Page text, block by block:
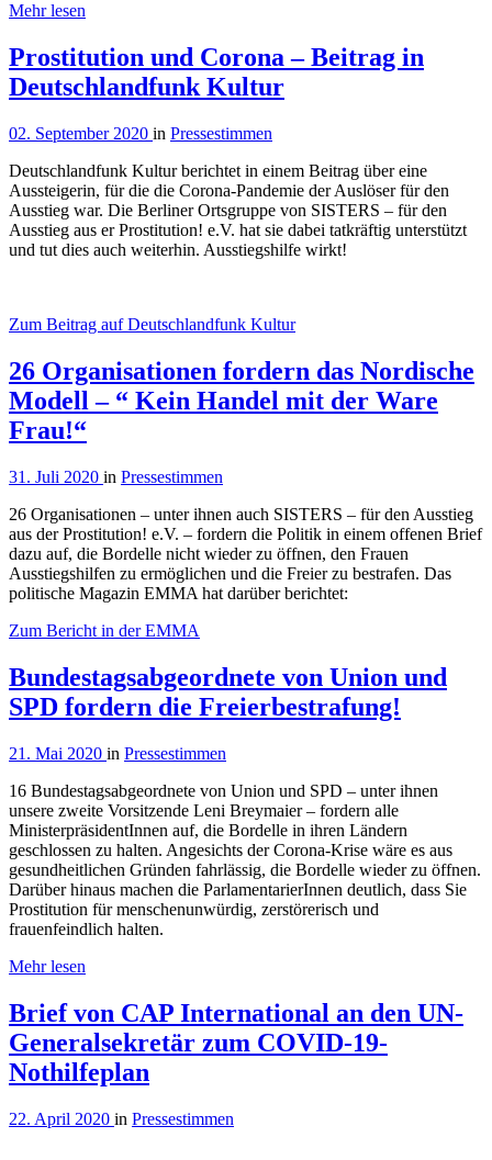
Mehr lesen
Prostitution und Corona – Beitrag in
Deutschlandfunk Kultur
02. September 2020 in Pressestimmen
Deutschlandfunk Kultur berichtet in einem Beitrag über eine
Aussteigerin, für die die Corona-Pandemie der Auslöser für den
Ausstieg war. Die Berliner Ortsgruppe von SISTERS – für den
Ausstieg aus er Prostitution! e.V. hat sie dabei tatkräftig unterstützt
und tut dies auch weiterhin. Ausstiegshilfe wirkt!
Zum Beitrag auf Deutschlandfunk Kultur
26 Organisationen fordern das Nordische
Modell – “ Kein Handel mit der Ware
Frau!“
31. Juli 2020 in Pressestimmen
26 Organisationen – unter ihnen auch SISTERS – für den Ausstieg
aus der Prostitution! e.V. – fordern die Politik in einem offenen Brief
dazu auf, die Bordelle nicht wieder zu öffnen, den Frauen
Ausstiegshilfen zu ermöglichen und die Freier zu bestrafen. Das
politische Magazin EMMA hat darüber berichtet:
Zum Bericht in der EMMA
Bundestagsabgeordnete von Union und
SPD fordern die Freierbestrafung!
21. Mai 2020 in Pressestimmen
16 Bundestagsabgeordnete von Union und SPD – unter ihnen
unsere zweite Vorsitzende Leni Breymaier – fordern alle
MinisterpräsidentInnen auf, die Bordelle in ihren Ländern
geschlossen zu halten. Angesichts der Corona-Krise wäre es aus
gesundheitlichen Gründen fahrlässig, die Bordelle wieder zu öffnen.
Darüber hinaus machen die ParlamentarierInnen deutlich, dass Sie
Prostitution für menschenunwürdig, zerstörerisch und
frauenfeindlich halten.
Mehr lesen
Brief von CAP International an den UN-
Generalsekretär zum COVID-19-
Nothilfeplan
22. April 2020 in Pressestimmen